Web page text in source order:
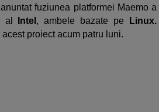
fuziunea platformei Maemo a
al
Intel , ambele bazate pe Linux.
proiect acum patru luni.